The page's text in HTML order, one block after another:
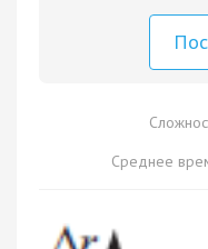
Среднее